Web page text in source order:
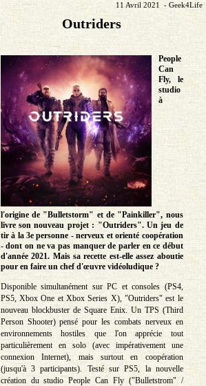
11 Avril 2021 - Geek4Life
Outriders
People
Can
Fly, le
studio
à
l'origine de "Bulletstorm" et de "Painkiller", nous
livre son nouveau projet : "Outriders". Un jeu de
tir à la 3e personne - nerveux et orienté coopération
- dont on ne va pas manquer de parler en ce début
d'année 2021. Mais sa recette est-elle assez aboutie
pour en faire un chef d'œuvre vidéoludique ?
Disponible simultanément sur PC et consoles (PS4,
PS5, Xbox One et Xbox Series X), "Outriders" est le
nouveau blockbuster de Square Enix. Un TPS (Third
Person Shooter) pensé pour les combats nerveux en
environnements hostiles que l'on apprécie tout
particulièrement en solo (avec impérativement une
connexion Internet), mais surtout en coopération
(jusqu'à 3 participants). Testé sur PS5, la nouvelle
création du studio People Can Fly ("Bulletstrom" /